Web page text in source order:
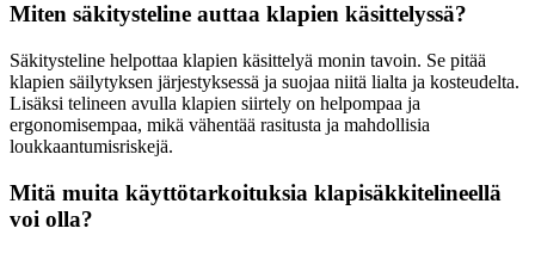
Miten säkitysteline auttaa klapien käsittelyssä?
Säkitysteline helpottaa klapien käsittelyä monin tavoin. Se pitää
klapien säilytyksen järjestyksessä ja suojaa niitä lialta ja kosteudelta.
Lisäksi telineen avulla klapien siirtely on helpompaa ja
ergonomisempaa, mikä vähentää rasitusta ja mahdollisia
loukkaantumisriskejä.
Mitä muita käyttötarkoituksia klapisäkkitelineellä
voi olla?